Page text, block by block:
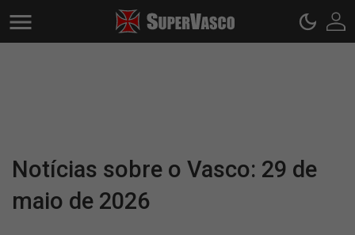
Notícias sobre o Vasco: 29 de
maio de 2026